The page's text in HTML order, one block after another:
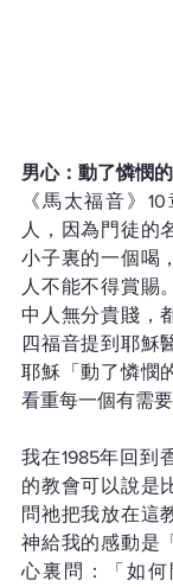
男心：動了憐憫
《馬太福音》
人，因為門徒的
小子裏的一個喝
人不能不得賞賜
中人無分貴賤，
四福音提到耶穌
耶穌「動了憐憫
看重每一個有需要
我在1985年回到
的教會可以說是
問祂把我放在這
神給我的感動是
心裏問：「如